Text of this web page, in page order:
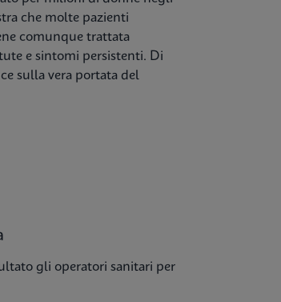
che molte pazienti
comunque trattata
e sintomi persistenti. Di
sulla vera portata del
gli operatori sanitari per